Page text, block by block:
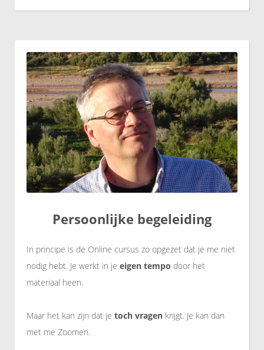
Persoonlijke begeleiding
In principe is de Online cursus zo opgezet dat je me niet
nodig hebt. Je werkt in je eigen tempo door het
materiaal heen.
Maar het kan zijn dat je toch vragen krijgt. Je kan dan
met me Zoomen.